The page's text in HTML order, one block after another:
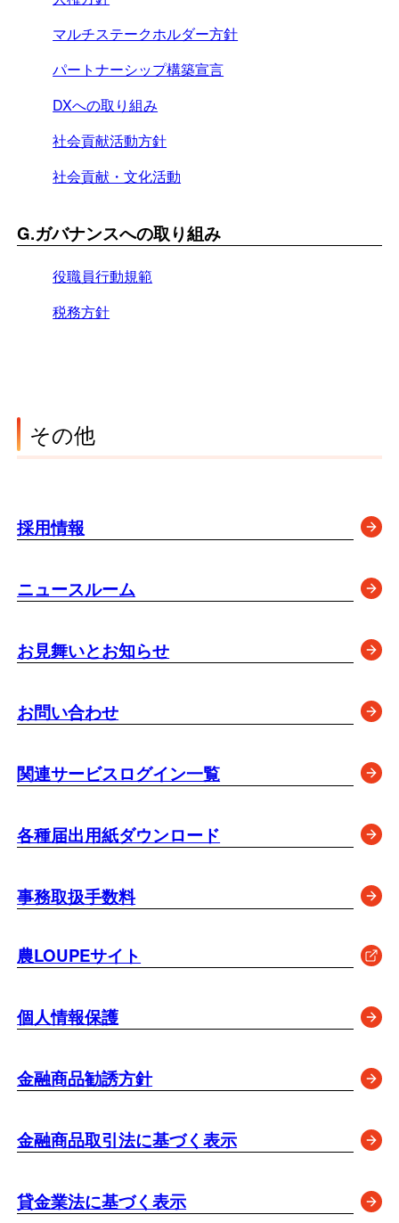
マルチステークホルダー⽅針
パートナーシップ構築宣言
DXへの取り組み
社会貢献活動方針
社会貢献・文化活動
G.ガバナンスへの取り組み
役職員行動規範
税務方針
その他
採用情報
ニュースルーム
お見舞いとお知らせ
お問い合わせ
関連サービスログイン一覧
各種届出用紙ダウンロード
事務取扱手数料
農LOUPEサイト
（新しいタブで開く）
個人情報保護
金融商品勧誘方針
金融商品取引法に基づく表示
貸金業法に基づく表示